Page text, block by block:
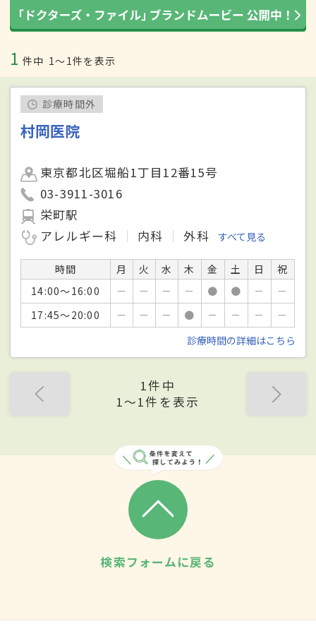
1 件中 1〜1件を表示
診療時間外
村岡医院
東京都北区堀船1丁目12番15号
03-3911-3016
栄町駅
アレルギー科
内科 外科 すべて見る
時間 月 火 水 木 金 土 日
祝
14:00～16:00
－ － － － ● ● －
－
17:45～20:00
－ － － ● － － －
－
診療時間の詳細はこちら
1件中
1〜1件を表示
検索フォームに戻る